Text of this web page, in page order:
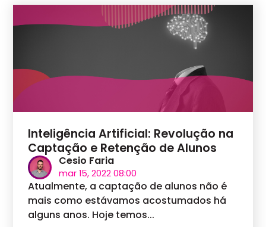
Inteligência Artificial: Revolução na
Captação e Retenção de Alunos
Cesio Faria
mar 15, 2022 08:00
Atualmente, a captação de alunos não é
mais como estávamos acostumados há
alguns anos. Hoje temos...